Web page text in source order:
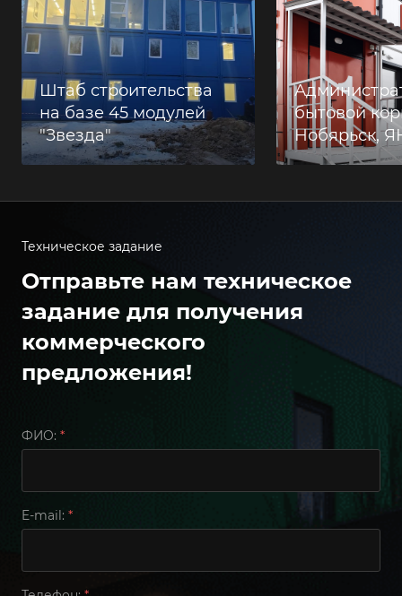
Штаб строительства
на базе 45 модулей
"Звезда"
бытовой
Нобярьск,
Техническое задание
Отправьте нам техническое
задание для получения
коммерческого
предложения!
ФИО: *
E-mail: *